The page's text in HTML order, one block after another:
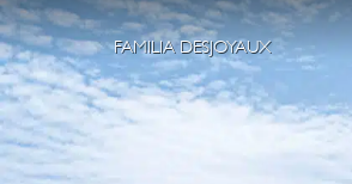
FAMILIA DESJOYAUX